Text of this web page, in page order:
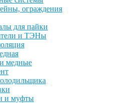
ограждения
для пайки
и ТЭНы
медные
и муфты